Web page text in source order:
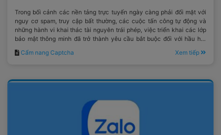
Trong bối cảnh các nền tảng trực tuyến ngày càng phải đối mặt với
nguy cơ spam, truy cập bất thường, các cuộc tấn công tự động và
những hành vi khai thác tài nguyên trái phép, việc triển khai các lớp
bảo mật thông minh đã trở thành yêu cầu bắt buộc đối với hầu hết
các hệ thống công nghệ hiện đại.
Cẩm nang Captcha Xem tiếp